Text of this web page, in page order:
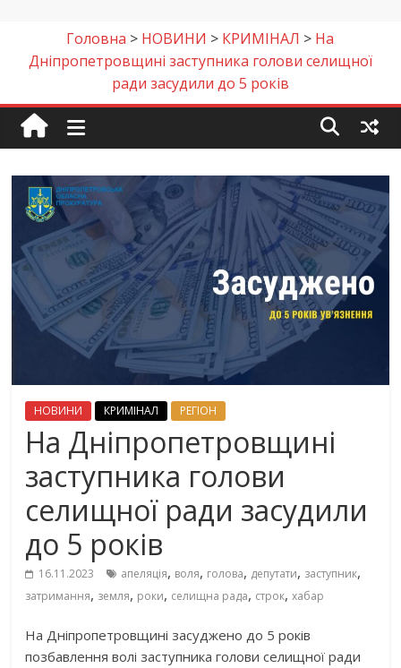
Головна > НОВИНИ > КРИМІНАЛ > На
Дніпропетровщині заступника голови селищної
ради засудили до 5 років
НОВИНИ КРИМІНАЛ РЕГІОН
На Дніпропетровщині
заступника голови
селищної ради засудили
до 5 років
16.11.2023 апеляція, воля, голова, депутати, заступник,
затримання, земля, роки, селищна рада, строк,хабар
На Дніпропетровщині засуджено до 5 років
позбавлення волі заступника голови селищної ради